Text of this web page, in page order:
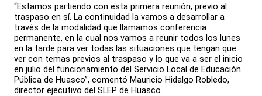
“Estamos partiendo con esta primera reunión, previo al
traspaso en sí. La continuidad la vamos a desarrollar a
través de la modalidad que llamamos conferencia
permanente, en la cual nos vamos a reunir todos los lunes
en la tarde para ver todas las situaciones que tengan que
ver con temas previos al traspaso y lo que va a ser el inicio
en julio del funcionamiento del Servicio Local de Educación
Pública de Huasco”, comentó Mauricio Hidalgo Robledo,
director ejecutivo del SLEP de Huasco.